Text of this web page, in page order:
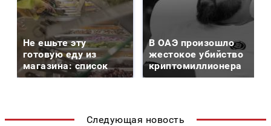
Не ешьте эту
готовую еду из
магазина: список
В ОАЭ произошло
жестокое убийство
криптомиллионера
Следующая новость